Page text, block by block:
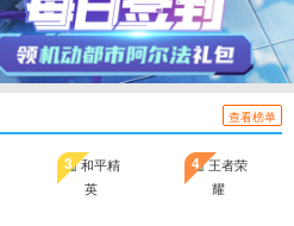
查看榜单
3 4